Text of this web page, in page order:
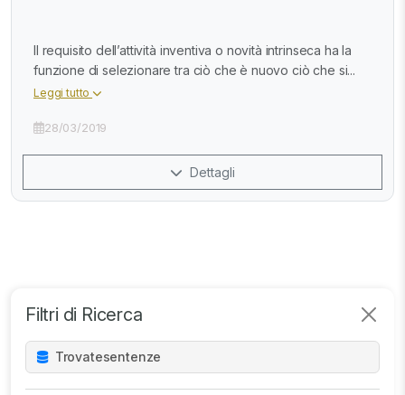
Filtri di Ricerca
Trovatesentenze
Il requisito dell’attività inventiva o novità intrinseca ha la
funzione di selezionare tra ciò che è nuovo ciò che si...
Leggi tutto
28/03/2019
Dettagli